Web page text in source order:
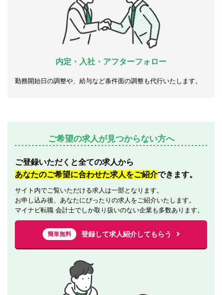
内定・入社・アフターフォロー
勤務開始日の調整や、給与など条件面の調整も代行いたします。
ご希望の求人が見つからない方へ
ご登録いただくと全ての求人から
あなたのご希望に合わせた求人をご紹介できます。
サイト内でご覧いただける求人は一部となります。
お申し込み後、あなたにぴったりの求人をご紹介いたします。
マイナビ転職 会計士でしか取り扱いのない企業も多数あります。
簡単無料 登録して求人紹介してもらう